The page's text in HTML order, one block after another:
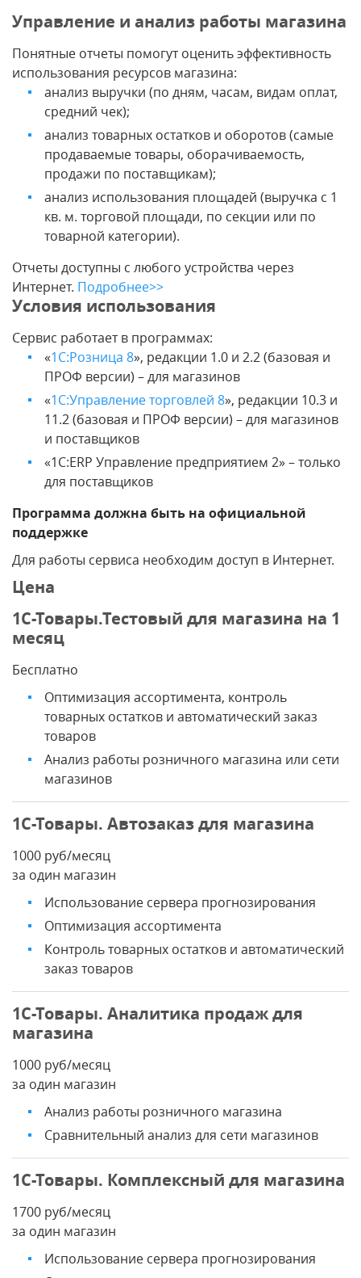
Управление и анализ работы магазина
Понятные отчеты помогут оценить эффективность
использования ресурсов магазина:
анализ выручки (по дням, часам, видам оплат,
средний чек);
анализ товарных остатков и оборотов (самые
продаваемые товары, оборачиваемость,
продажи по поставщикам);
анализ использования площадей (выручка с 1
кв. м. торговой площади, по секции или по
товарной категории).
Отчеты доступны с любого устройства через
Интернет. Подробнее>>
Условия использования
Сервис работает в программах:
«1С:Розница 8», редакции 1.0 и 2.2 (базовая и
ПРОФ версии) – для магазинов
«1С:Управление торговлей 8», редакции 10.3 и
11.2 (базовая и ПРОФ версии) – для магазинов
и поставщиков
«1С:ERP Управление предприятием 2» – только
для поставщиков
Программа должна быть на официальной
поддержке
Для работы сервиса необходим доступ в Интернет.
Цена
1С-Товары.Тестовый для магазина на 1
месяц
Бесплатно
Оптимизация ассортимента, контроль
товарных остатков и автоматический заказ
товаров
Анализ работы розничного магазина или сети
магазинов
1С-Товары. Автозаказ для магазина
1000 руб/месяц
за один магазин
Использование сервера прогнозирования
Оптимизация ассортимента
Контроль товарных остатков и автоматический
заказ товаров
1С-Товары. Аналитика продаж для
магазина
1000 руб/месяц
за один магазин
Анализ работы розничного магазина
Сравнительный анализ для сети магазинов
1С-Товары. Комплексный для магазина
1700 руб/месяц
за один магазин
Использование сервера прогнозирования